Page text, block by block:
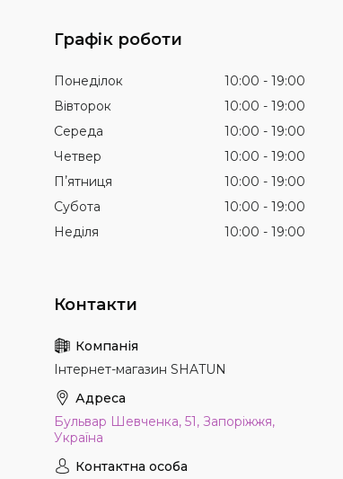
Графік роботи
Понеділок 10:00
19:00
Вівторок
10:00
19:00
Середа
10:00
19:00
Четвер
10:00
19:00
Пʼятниця
10:00
19:00
Субота
10:00
19:00
Неділя
10:00 19:00
Інтернет-магазин SHATUN
Бульвар Шевченка, 51, Запоріжжя,
Україна